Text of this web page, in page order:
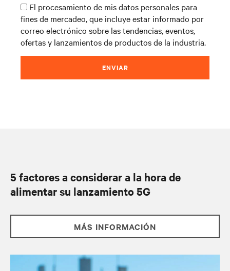
El procesamiento de mis datos personales para
fines de mercadeo, que incluye estar informado por
correo electrónico sobre las tendencias, eventos,
ofertas y lanzamientos de productos de la industria.
ENVIAR
5 factores a considerar a la hora de
alimentar su lanzamiento 5G
MÁS INFORMACIÓN